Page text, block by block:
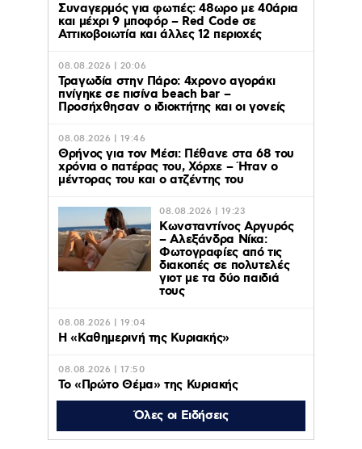
Συναγερμός για φωτιές: 48ωρο με 40άρια
και μέχρι 9 μποφόρ – Red Code σε
Αττικοβοιωτία και άλλες 12 περιοχές
08.08.2026 | 20:06
Τραγωδία στην Πάρο: 4χρονο αγοράκι
πνίγηκε σε πισίνα beach bar –
Προσήχθησαν ο ιδιοκτήτης και οι γονείς
08.08.2026 | 19:46
Θρήνος για τον Μέσι: Πέθανε στα 68 του
χρόνια ο πατέρας του, Χόρχε – Ήταν ο
μέντορας του και ο ατζέντης του
08.08.2026 | 19:23
Κωνσταντίνος Αργυρός
– Αλεξάνδρα Νίκα:
Φωτογραφίες από τις
διακοπές σε πολυτελές
γιοτ με τα δύο παιδιά
τους
08.08.2026 | 19:04
H «Καθημερινή της Κυριακής»
08.08.2026 | 17:50
Το «Πρώτο Θέμα» της Κυριακής
08.08.2026 | 17:06
Η «Realnews»της Κυριακής
Όλες οι Ειδήσεις